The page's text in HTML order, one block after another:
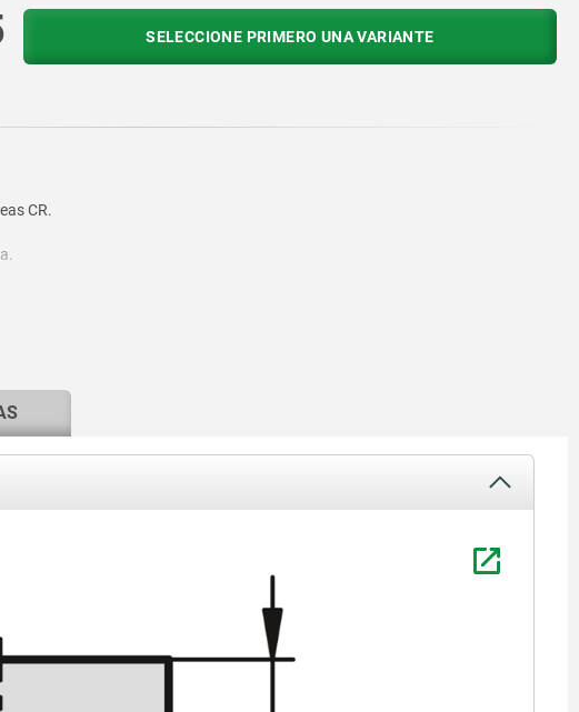
SELECCIONE PRIMERO UNA VARIANTE
CR.